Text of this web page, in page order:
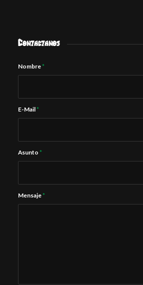
Contactanos
Nombre*
E-Mail*
Asunto *
Mensaje*